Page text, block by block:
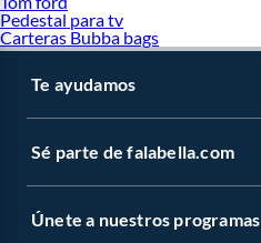
Pedestal para tv
Carteras Bubba bags
Te ayudamos
Sé parte de falabella.com
Únete a nuestros programas